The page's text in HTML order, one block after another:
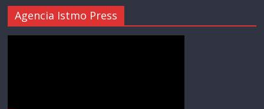
Agencia Istmo Press